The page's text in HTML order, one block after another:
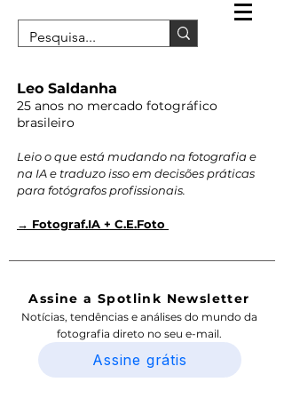
Leo Saldanha
25 anos no mercado fotográfico
brasileiro
Leio o que está mudando na fotografia e
na IA e traduzo isso em decisões práticas
para fotógrafos profissionais.
→ Fotograf.IA + C.E.Foto
Assine a Spotlink Newsletter
Notícias, tendências e análises do mundo da
fotografia direto no seu e-mail.
Assine grátis